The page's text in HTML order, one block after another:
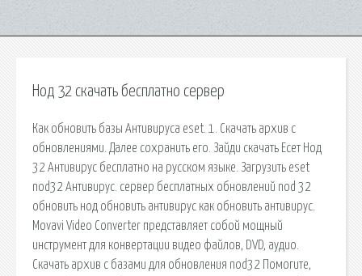
Нод 32 скачать бесплатно сервер
Как обновить базы Антивируса eset. 1. Скачать архив с
обновлениями. Далее сохранить его. Зайди скачать Есет Нод
32 Антивирус бесплатно на русском языке. Загрузить eset
nod32 Антивирус. сервер бесплатных обновлений nod 32
обновить нод обновить антивирус как обновить антивирус.
Movavi Video Converter представляет собой мощный
инструмент для конвертации видео файлов, DVD, аудио.
Скачать архив с базами для обновления nod32 Помогите,